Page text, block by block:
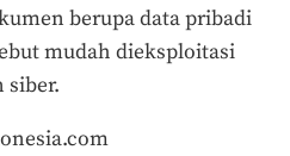
berupa data pribadi
mudah dieksploitasi
siber.